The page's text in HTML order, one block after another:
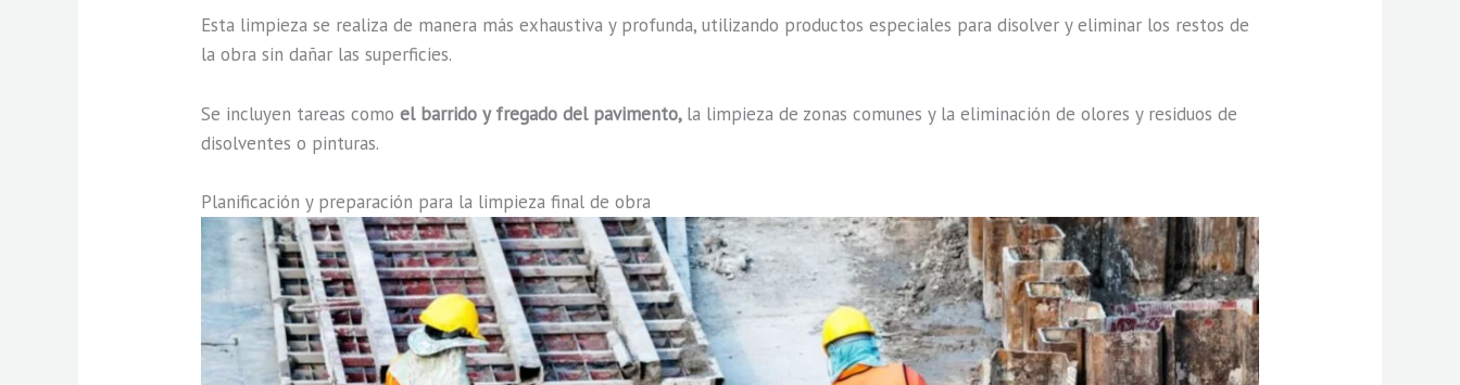
Esta limpieza se realiza de manera más exhaustiva y profunda, utilizando productos especiales para disolver y eliminar los restos de
la obra sin dañar las superficies.
Se incluyen tareas comoel barrido y fregado del pavimento, la limpieza de zonas comunes y la eliminación de olores y residuos de
disolventes o pinturas.
Planificación y preparación para la limpieza final de obra